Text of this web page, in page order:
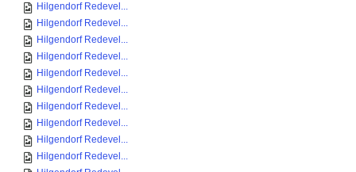
Hilgendorf Redevel...
Hilgendorf Redevel...
Hilgendorf Redevel...
Hilgendorf Redevel...
Hilgendorf Redevel...
Hilgendorf Redevel...
Hilgendorf Redevel...
Hilgendorf Redevel...
Hilgendorf Redevel...
Hilgendorf Redevel...